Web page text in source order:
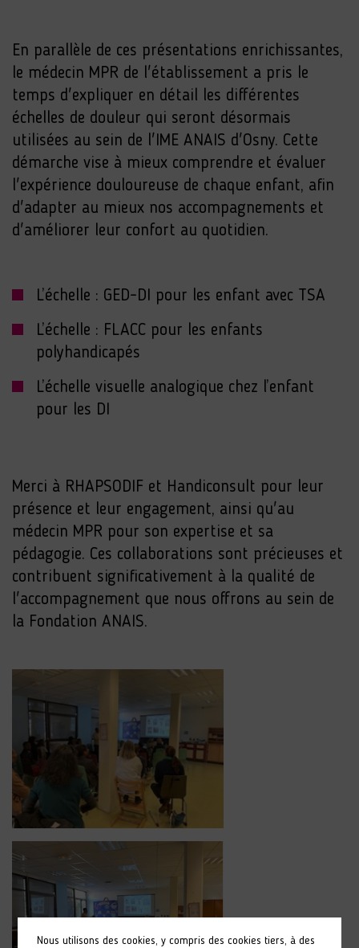
En parallèle de ces présentations enrichissantes,
le médecin MPR de l'établissement a pris le
temps d'expliquer en détail les différentes
échelles de douleur qui seront désormais
utilisées au sein de l'IME ANAIS d'Osny. Cette
démarche vise à mieux comprendre et évaluer
l'expérience douloureuse de chaque enfant, afin
d'adapter au mieux nos accompagnements et
d'améliorer leur confort au quotidien.
L’échelle : GED-DI pour les enfant avec TSA
L’échelle : FLACC pour les enfants
polyhandicapés
L’échelle visuelle analogique chez l’enfant
pour les DI
Merci à RHAPSODIF et Handiconsult pour leur
présence et leur engagement, ainsi qu'au
médecin MPR pour son expertise et sa
pédagogie. Ces collaborations sont précieuses et
contribuent significativement à la qualité de
l'accompagnement que nous offrons au sein de
la Fondation ANAIS.
Nous utilisons des cookies, y compris des cookies tiers, à des